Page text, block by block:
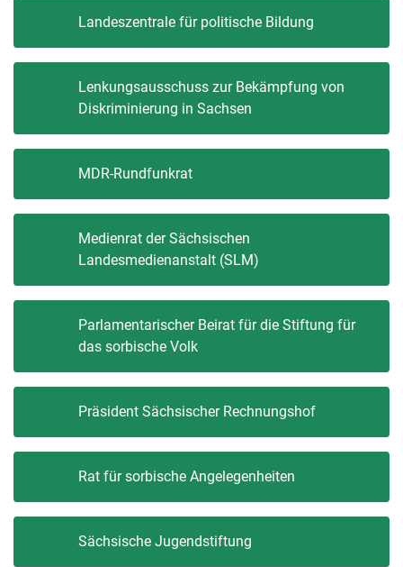
Landeszentrale für politische Bildung
Lenkungsausschuss zur Bekämpfung von
Diskriminierung in Sachsen
MDR-Rundfunkrat
Medienrat der Sächsischen
Landesmedienanstalt (SLM)
Parlamentarischer Beirat für die Stiftung für
das sorbische Volk
Präsident Sächsischer Rechnungshof
Rat für sorbische Angelegenheiten
Sächsische Jugendstiftung